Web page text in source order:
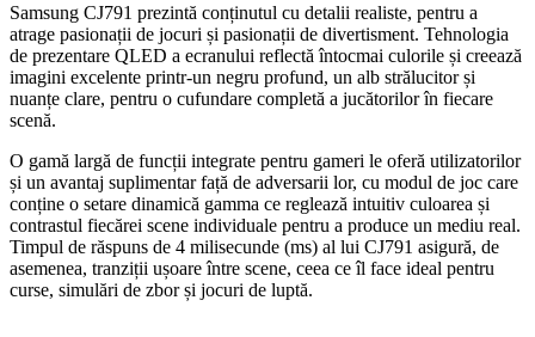
Samsung CJ791 prezintă conținutul cu detalii realiste, pentru a
atrage pasionații de jocuri și pasionații de divertisment. Tehnologia
de prezentare QLED a ecranului reflectă întocmai culorile și creează
imagini excelente printr-un negru profund, un alb strălucitor și
nuanțe clare, pentru o cufundare completă a jucătorilor în fiecare
scenă.
O gamă largă de funcții integrate pentru gameri le oferă utilizatorilor
și un avantaj suplimentar față de adversarii lor, cu modul de joc care
conține o setare dinamică gamma ce reglează intuitiv culoarea și
contrastul fiecărei scene individuale pentru a produce un mediu real.
Timpul de răspuns de 4 milisecunde (ms) al lui CJ791 asigură, de
asemenea, tranziții ușoare între scene, ceea ce îl face ideal pentru
curse, simulări de zbor și jocuri de luptă.